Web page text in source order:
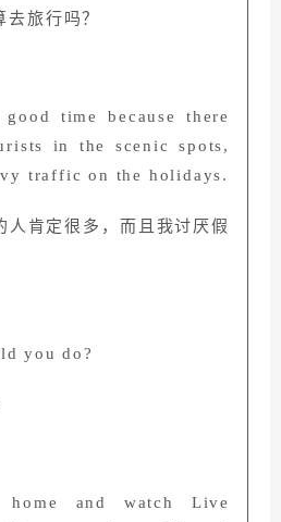
旅行吗？
time because there
in the scenic spots,
traffic on the holidays.
人肯定很多，而且我讨厌假
you do?
and watch Live